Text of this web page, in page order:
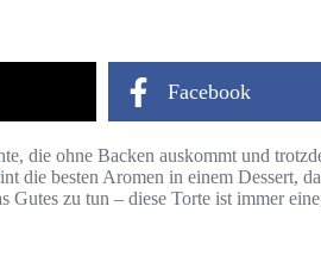
Facebook
die ohne Backen auskommt und
besten Aromen in einem Dessert,
Gutes zu tun – diese Torte ist immer